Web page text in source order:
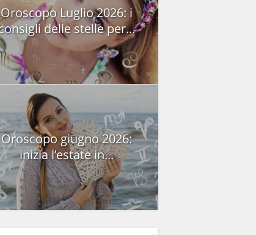
Oroscopo Luglio 2026: i
delle stelle per...
Oroscopo giugno 2026:
inizia l’estate in...